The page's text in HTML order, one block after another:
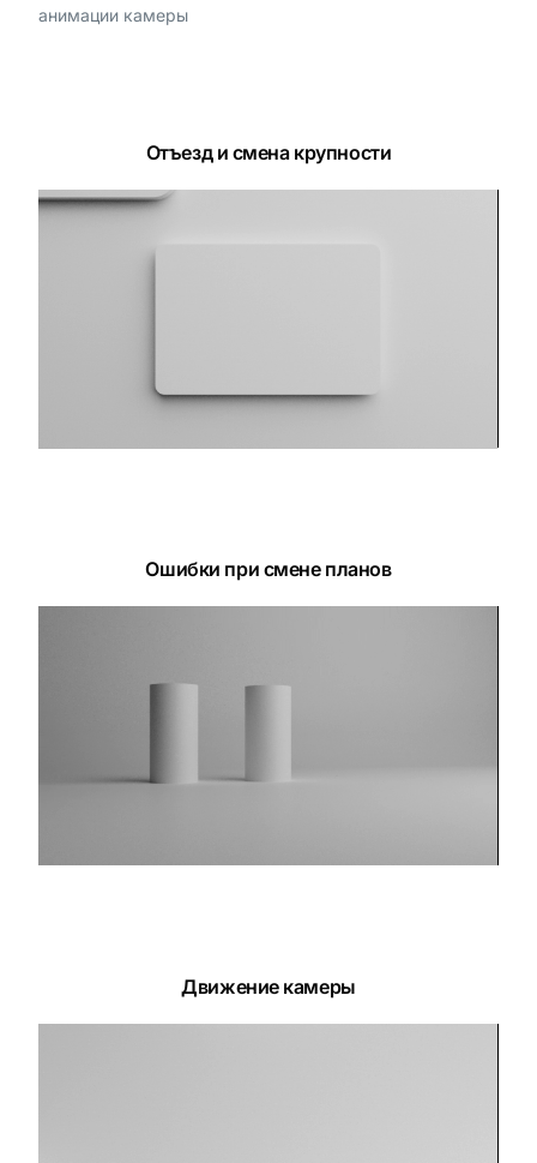
анимации камеры
Отъезд и смена крупности
Ошибки при смене планов
Движение камеры